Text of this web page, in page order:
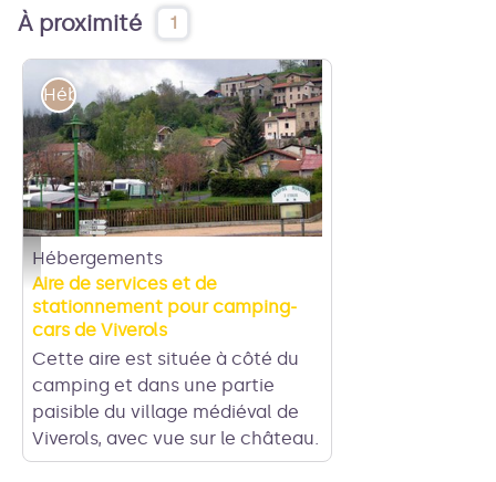
À proximité 1
Entrée camping car Viverols - Office de tourisme
Hébergements
Hébergements
Aire de services et de
stationnement pour camping-
cars de Viverols
Cette aire est située à côté du
camping et dans une partie
paisible du village médiéval de
Viverols, avec vue sur le château.